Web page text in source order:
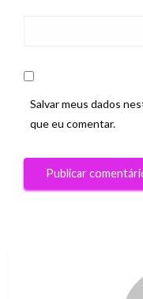
Salvar meus dados
que eu comentar.